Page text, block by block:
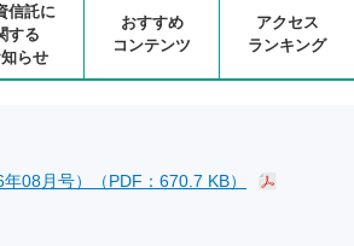
信託に
する
らせ
おすすめ
コンテンツ
アクセス
ランキング
08月号）（PDF：670.7 KB）